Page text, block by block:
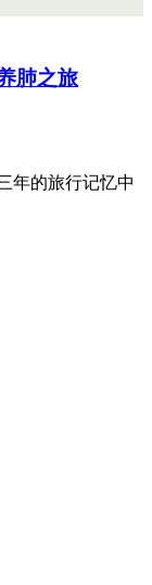
肺之旅
年的旅行记忆中